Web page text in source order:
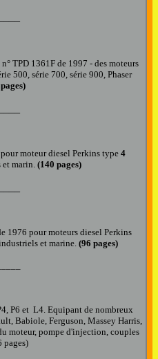
TPD 1361F de 1997 - des moteurs
500, série 700, série 900, Phaser
moteur diesel Perkins type 4
et marin.(140 pages)
1976 pour moteurs diesel Perkins
et marine. (96 pages)
P6 et L4. Equipant de nombreux
Babiole, Ferguson, Massey Harris,
moteur, pompe d'injection, couples
pages)